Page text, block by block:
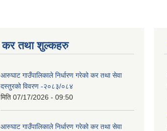
कर तथा शुल्कहरु
आरुघाट गाउँपालिकाले निर्धारण गरेको कर तथा सेवा
दस्तुरको विवरण -२०८३/०८४
मिति 07/17/2026 - 09:50
आरुघाट गाउँपालिकाले निर्धारण गरेको कर तथा सेवा